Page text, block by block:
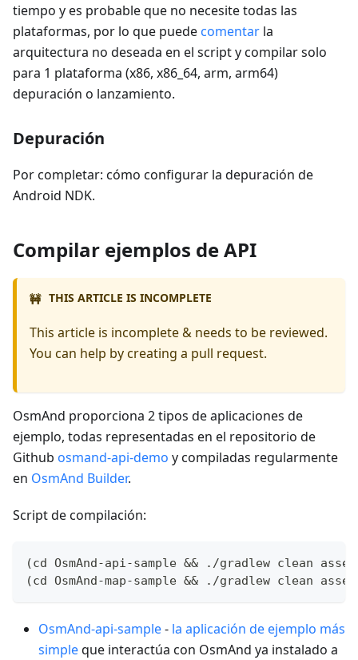
tiempo y es probable que no necesite todas las
plataformas, por lo que puede comentar la
arquitectura no deseada en el script y compilar solo
para 1 plataforma (x86, x86_64, arm, arm64)
depuración o lanzamiento.
Depuración
Por completar: cómo configurar la depuración de
Android NDK.
Compilar ejemplos de API
🚧 THIS ARTICLE IS INCOMPLETE
This article is incomplete & needs to be reviewed.
You can help by creating a pull request.
OsmAnd proporciona 2 tipos de aplicaciones de
ejemplo, todas representadas en el repositorio de
Github osmand-api-demo y compiladas regularmente
en OsmAnd Builder.
Script de compilación:
(cd OsmAnd-api-sample && ./gradlew clean
(cd OsmAnd-map-sample && ./gradlew clean
OsmAnd-api-sample- la aplicación de ejemplo más
simpleque interactúa con OsmAnd ya instalado a